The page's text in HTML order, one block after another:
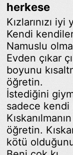
herkese
Kızlarınızı
Kendi
Namuslu
Evden çıkar
boyunu
öğretin.
İstediğini
sadece
öğretin.
kötü